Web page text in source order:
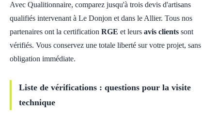
Avec Qualitionnaire, comparez jusqu'à trois devis d'artisans
qualifiés intervenant à Le Donjon et dans le Allier. Tous nos
partenaires ont la certification RGE et leurs avis clients sont
vérifiés. Vous conservez une totale liberté sur votre projet, sans
obligation immédiate.
Liste de vérifications : questions pour la visite
technique